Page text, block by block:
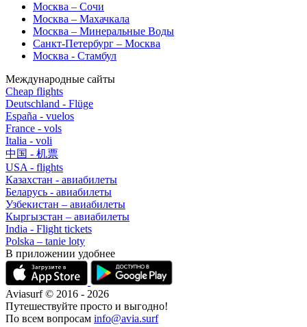
Москва – Сочи
Москва – Махачкала
Москва – Минеральные Воды
Санкт-Петербург – Москва
Москва - Стамбул
Международные сайты
Cheap flights
Deutschland - Flüge
España - vuelos
France - vols
Italia - voli
中国 - 机票
USA - flights
Казахстан - авиабилеты
Беларусь - авиабилеты
Узбекистан – авиабилеты
Кыргызстан – авиабилеты
India - Flight tickets
Polska – tanie loty
В приложении удобнее
Aviasurf © 2016 - 2026
Путешествуйте просто и выгодно!
По всем вопросам info@avia.surf